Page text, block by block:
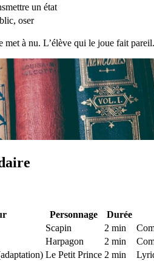
un état
oser
met à nu. L’élève qui le joue fait
Personnage Durée
Scapin 2 min
Harpagon 2 min
Le Petit Prince 2 min